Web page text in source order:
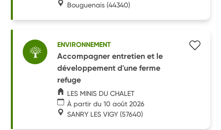
Bouguenais (44340)
ENVIRONNEMENT
Accompagner entretien et le
développement d'une ferme
refuge
LES MINIS DU CHALET
À partir du 10 août 2026
SANRY LES VIGY (57640)